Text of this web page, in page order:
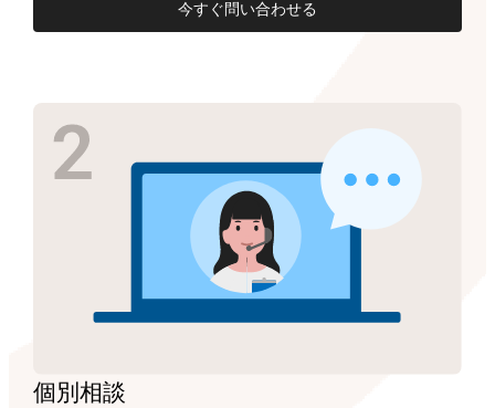
今すぐ問い合わせる
個別相談